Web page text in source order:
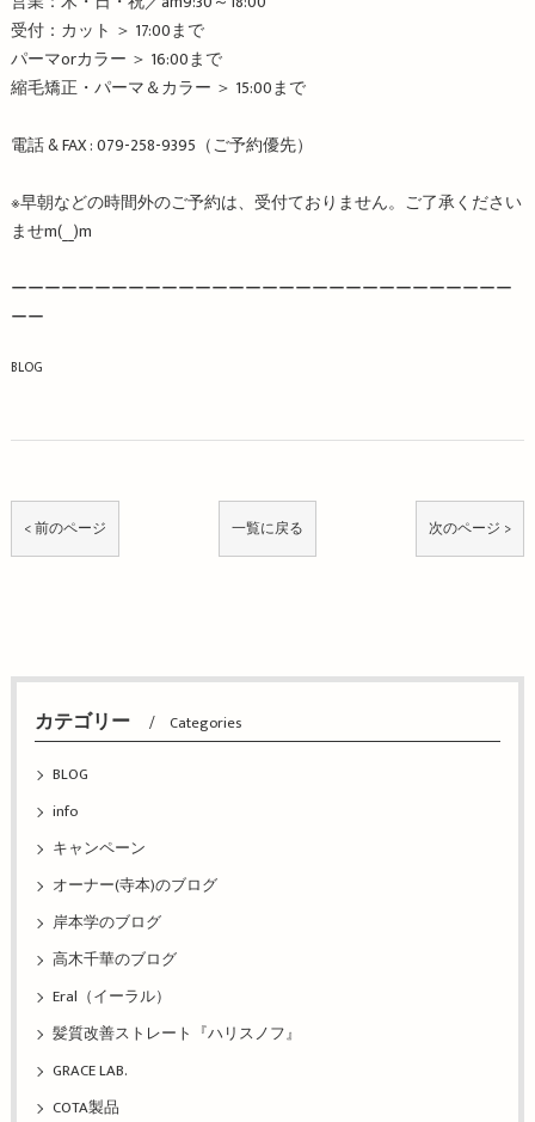
受付：カット ＞ 17:00まで
パーマorカラー ＞ 16:00まで
縮毛矯正・パーマ＆カラー ＞ 15:00まで
電話& FAX : 079-258-9395 （ご予約優先）
※早朝などの時間外のご予約は、受付ておりません。ご了承ください
ませm(__ )m
ーーーーーーーーーーーーーーーーーーーーーーーーーーーーーー
ーー
BLOG
< 前のページ 一覧に戻る 次のページ >
カテゴリー Categories
BLOG
info
キャンペーン
オーナー(寺本)のブログ
岸本学のブログ
高木千華のブログ
Eral（イーラル）
髪質改善ストレート『ハリスノフ』
GRACE LAB.
COTA製品